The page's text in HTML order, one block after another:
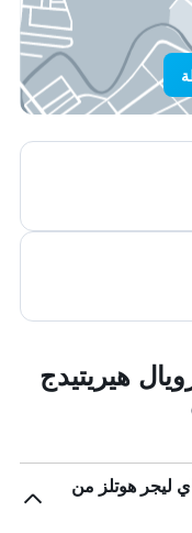
هيريتيدج
ليجر هوتلز من